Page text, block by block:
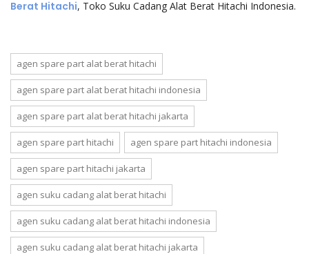
Berat Hitachi, Toko Suku Cadang Alat Berat Hitachi Indonesia.
agen spare part alat berat hitachi
agen spare part alat berat hitachi indonesia
agen spare part alat berat hitachi jakarta
agen spare part hitachi agen spare part hitachi indonesia
agen spare part hitachi jakarta
agen suku cadang alat berat hitachi
agen suku cadang alat berat hitachi indonesia
agen suku cadang alat berat hitachi jakarta